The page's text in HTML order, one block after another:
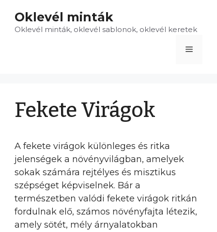
tartalomba
Oklevél minták
Oklevél minták, oklevél sablonok, oklevél keretek
Menü
Fekete Virágok
A fekete virágok különleges és ritka
jelenségek a növényvilágban, amelyek
sokak számára rejtélyes és misztikus
szépséget képviselnek. Bár a
természetben valódi fekete virágok ritkán
fordulnak elő, számos növényfajta létezik,
amely sötét, mély árnyalatokban